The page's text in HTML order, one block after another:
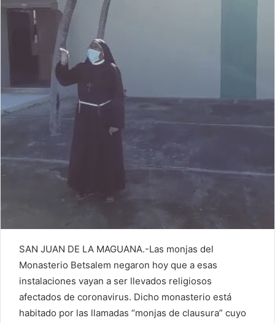
SAN JUAN DE LA MAGUANA.-Las monjas del
Monasterio Betsalem negaron hoy que a esas
instalaciones vayan a ser llevados religiosos
afectados de coronavirus. Dicho monasterio está
habitado por las llamadas “monjas de clausura” cuyo